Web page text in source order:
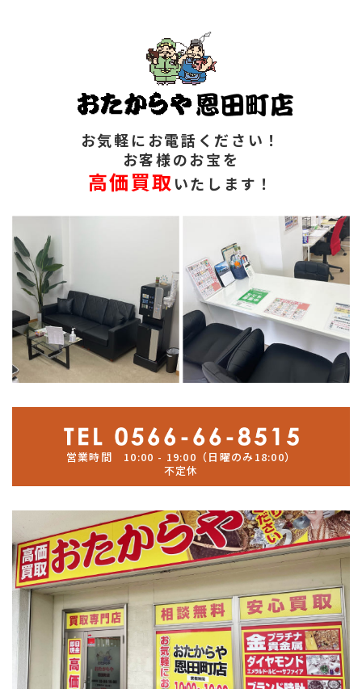
お気軽にお電話ください！
お客様のお宝を
高価買取 いたします！
営業時間 10:00 - 19:00（日曜のみ18:00）
不定休